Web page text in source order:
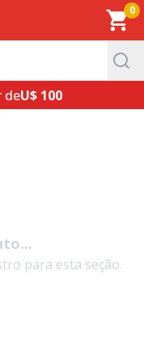
deU$ 100
para esta seção.
0